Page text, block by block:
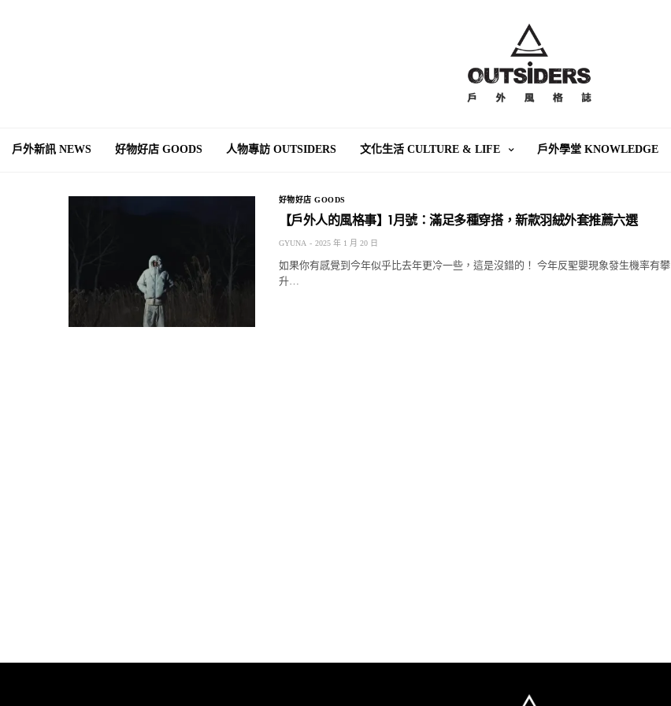
戶外新訊 NEWS 好物好店 GOODS 人物專訪 OUTSIDERS 文化生活 CULTURE & LIFE 戶外學堂 KNOWLEDGE
好物好店 GOODS
【戶外人的風格事】1月號：滿足多種穿搭，新款羽絨外套推薦六選
GYUNA 2025 年 1 月 20 日
如果你有感覺到今年似乎比去年更冷一些，這是沒錯的！ 今年反聖嬰現象發生機率有攀
升…